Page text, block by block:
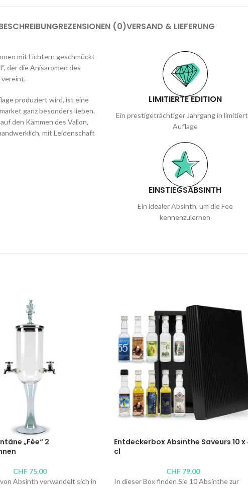
REZENSIONEN (0)VERSAND & LIEFERUNG
mit Lichtern geschmückt
der die Anisaromen des
produziert wird, ist eine
ganz besonders lieben.
den Kämmen des Vallon,
mit Leidenschaft
LIMITIERTE EDITION
Ein prestigeträchtiger Jahrgang in
Auflage
EINSTIEGSABSINTH
Ein idealer Absinth, um die Fee
kennenzulernen
„Fée“ 2
CHF75.00
Absinth verwandelt sich in
Entdeckerbox Absinthe Saveurs 10 x
cl
CHF 79.00
In dieser Box finden Sie 10 Absinthe zur